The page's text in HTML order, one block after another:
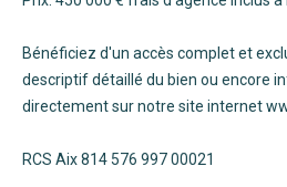
Bénéficiez d'un accès complet et
descriptif détaillé du bien ou encore
directement sur notre site internet
RCS Aix 814 576 997 00021